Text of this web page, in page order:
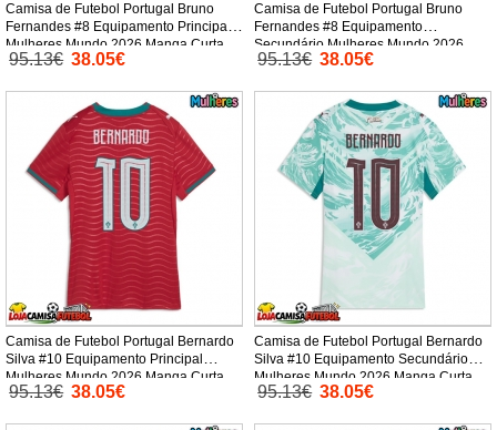
Camisa de Futebol Portugal Bruno
Fernandes #8 Equipamento Principal
Mulheres Mundo 2026 Manga Curta
95.13€ 38.05€
Camisa de Futebol Portugal Bruno
Fernandes #8 Equipamento
Secundário Mulheres Mundo 2026
Manga Curta
95.13€ 38.05€
Camisa de Futebol Portugal Bernardo
Silva #10 Equipamento Principal
Mulheres Mundo 2026 Manga Curta
95.13€ 38.05€
Camisa de Futebol Portugal Bernardo
Silva #10 Equipamento Secundário
Mulheres Mundo 2026 Manga Curta
95.13€ 38.05€